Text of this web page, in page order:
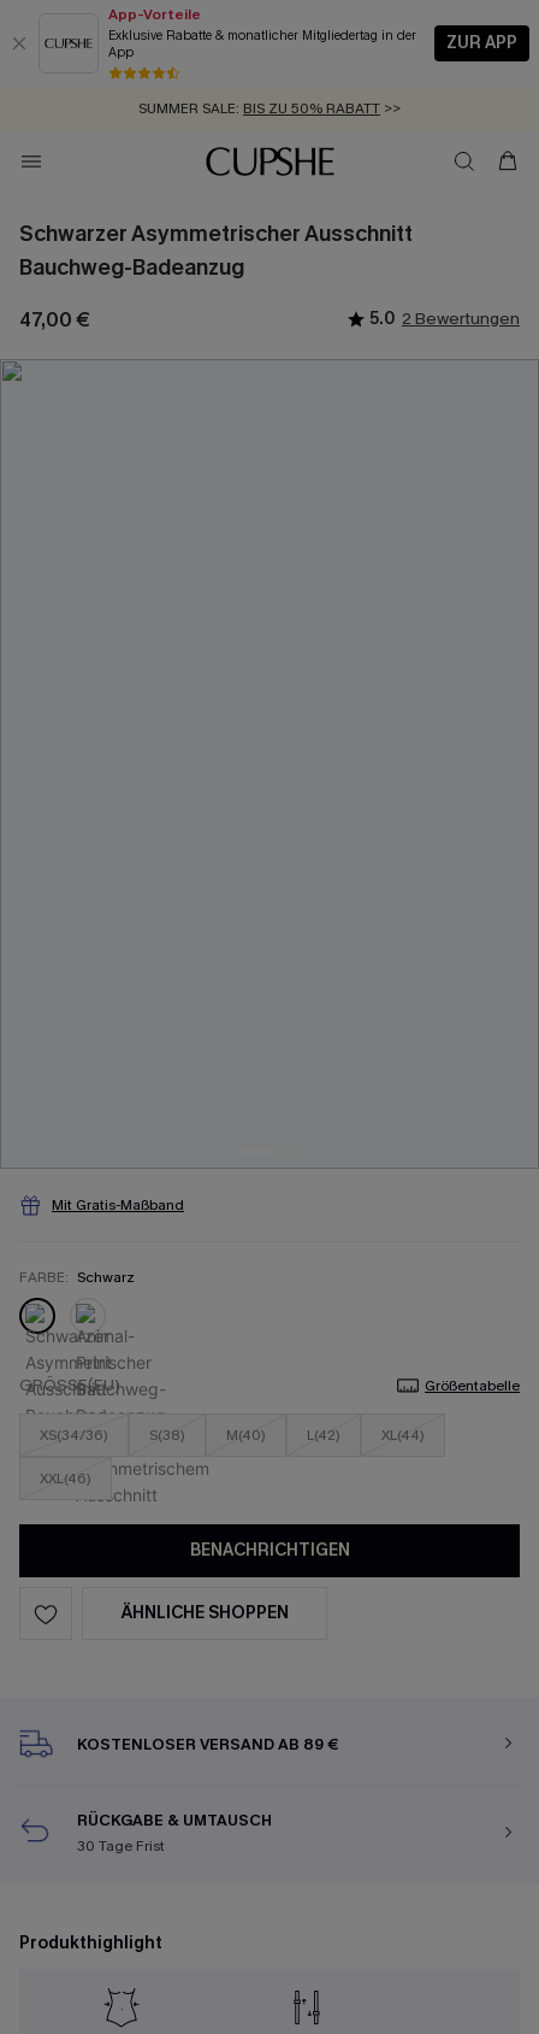
App-Vorteile
Exklusive Rabatte & monatlicher Mitgliedertag in der
App
ZUR APP
GRATIS MASSBAND MIT JEDEM SCHNELLVERSAND-ARTIKEL >>
SUMMER SALE: BIS ZU 50% RABATT >>
ZUM NEWSLETTER:BIS ZU -20% EXTRA ERHALTEN
KOSTENLOSER VERSAND AB 89 €
Schwarzer Asymmetrischer Ausschnitt
Bauchweg-Badeanzug
47,00 € 5.0 2 Bewertungen
Mit Gratis-Maßband
FARBE: Schwarz
GRÖSSE(EU) Größentabelle
XS(34/36) S(38) M(40) L(42) XL(44)
XXL(46)
BENACHRICHTIGEN
ÄHNLICHE SHOPPEN
KOSTENLOSER VERSAND AB 89 €
RÜCKGABE & UMTAUSCH
30 Tage Frist
Produkthighlight